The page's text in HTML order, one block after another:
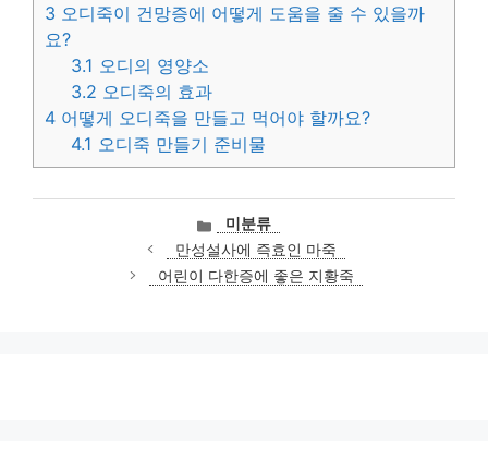
3 오디죽이 건망증에 어떻게 도움을 줄 수 있을까
요?
3.1 오디의 영양소
3.2 오디죽의 효과
4 어떻게 오디죽을 만들고 먹어야 할까요?
4.1 오디죽 만들기 준비물
카
테
고
리
미분류
만성설사에 즉효인 마죽
어린이 다한증에 좋은 지황죽